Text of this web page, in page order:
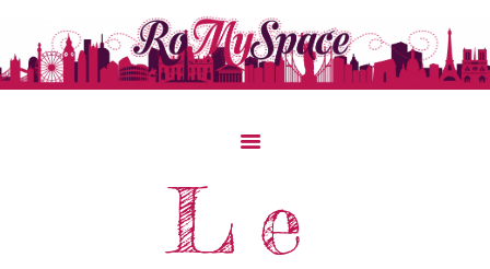
Le
Storie Di Viaggio
Cibo Dal Mondo